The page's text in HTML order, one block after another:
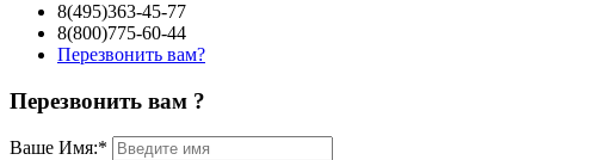
8(495)363-45-77
8(800)775-60-44
Перезвонить вам?
Перезвонить вам ?
Ваше Имя:*